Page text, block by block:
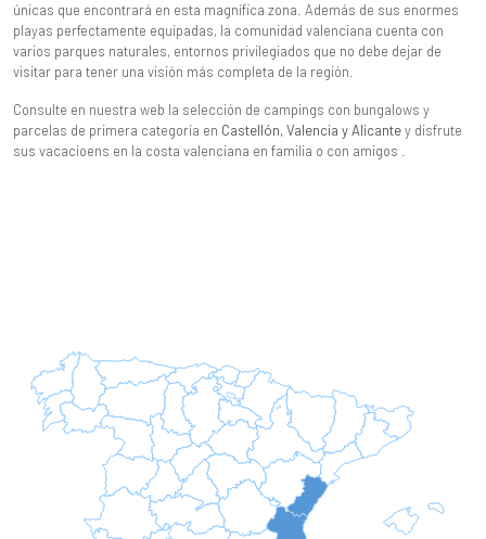
únicas que encontrará en esta magnífica zona. Además de sus enormes
playas perfectamente equipadas, la comunidad valenciana cuenta con
varios parques naturales, entornos privilegiados que no debe dejar de
visitar para tener una visión más completa de la región.
Consulte en nuestra web la selección de campings con bungalows y
parcelas de primera categoría en Castellón, Valencia y Alicantey disfrute
sus vacacioens en la costa valenciana en familia o con amigos .